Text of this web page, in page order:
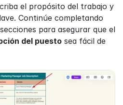
el propósito del trabajo y
Continúe completando
para asegurar que el
del puesto sea fácil de